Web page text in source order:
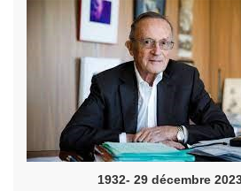
1932- 29 décembre